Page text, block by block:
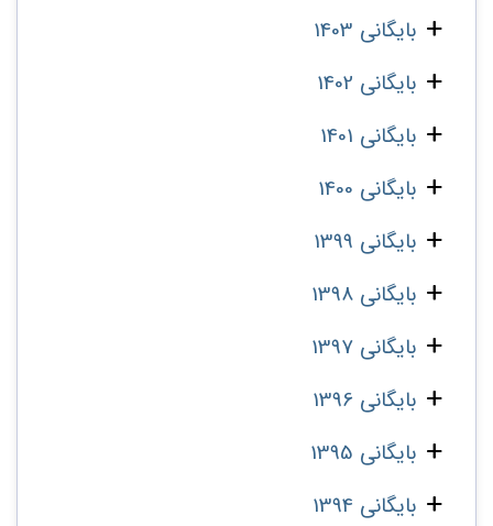
بایگانی 1403
بایگانی 1402
بایگانی 1401
بایگانی 1400
بایگانی 1399
بایگانی 1398
بایگانی 1397
بایگانی 1396
بایگانی 1395
بایگانی 1394